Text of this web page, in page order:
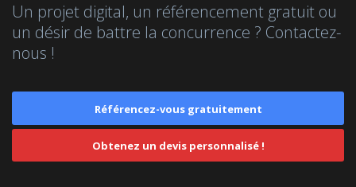
Un projet digital, un référencement gratuit ou
un désir de battre la concurrence ? Contactez-
nous !
Référencez-vous gratuitement
Obtenez un devis personnalisé !